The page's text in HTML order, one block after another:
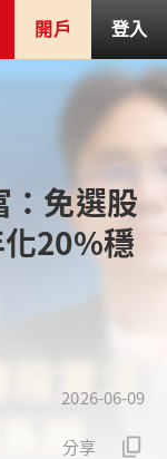
開戶 登入
：免選股
20%穩
2026-06-09
分享